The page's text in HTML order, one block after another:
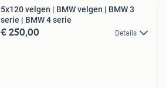
5x120 velgen | BMW velgen | BMW 3
serie | BMW 4 serie
€ 250,00 Details